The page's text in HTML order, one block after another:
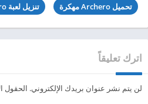
تحميل Archero مهكرة تنزيل لعبة Archero آخر اصدار
اترك تعليقاً
لن يتم نشر عنوان بريدك الإلكتروني. الحقول